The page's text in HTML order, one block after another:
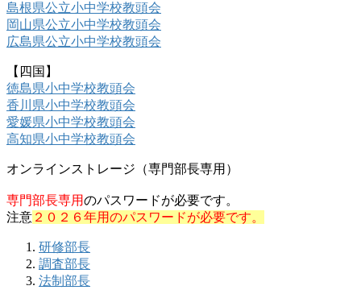
島根県公立小中学校教頭会
岡山県公立小中学校教頭会
広島県公立小中学校教頭会
【四国】
徳島県小中学校教頭会
香川県小中学校教頭会
愛媛県小中学校教頭会
高知県小中学校教頭会
オンラインストレージ（専門部長専用）
専門部長専用のパスワードが必要です。
注意 ２０２６年用のパスワードが必要です。
研修部長
調査部長
法制部長